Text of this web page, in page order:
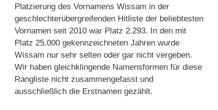
Platzierung des Vornamens Wissam in der
geschlechterübergreifenden Hitliste der beliebtesten
Vornamen seit 2010 war Platz 2.293. In den mit
Platz 25.000 gekennzeichneten Jahren wurde
Wissam nur sehr selten oder gar nicht vergeben.
Wir haben gleichklingende Namensformen für diese
Rangliste nicht zusammengefasst und
ausschließlich die Erstnamen gezählt.